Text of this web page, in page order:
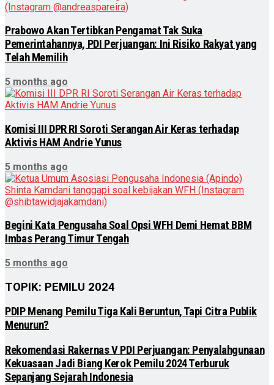
Prabowo Akan Tertibkan Pengamat Tak Suka
Pemerintahannya, PDI Perjuangan: Ini Risiko Rakyat yang
Telah Memilih
5 months ago
Komisi III DPR RI Soroti Serangan Air Keras terhadap
Aktivis HAM Andrie Yunus
5 months ago
Begini Kata Pengusaha Soal Opsi WFH Demi Hemat BBM
Imbas Perang Timur Tengah
5 months ago
TOPIK: PEMILU 2024
PDIP Menang Pemilu Tiga Kali Beruntun, Tapi Citra Publik
Menurun?
Rekomendasi Rakernas V PDI Perjuangan: Penyalahgunaan
Kekuasaan Jadi Biang Kerok Pemilu 2024 Terburuk
Sepanjang Sejarah Indonesia